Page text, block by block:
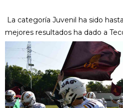
La categoría Juvenil ha sido
mejores resultados ha dado a